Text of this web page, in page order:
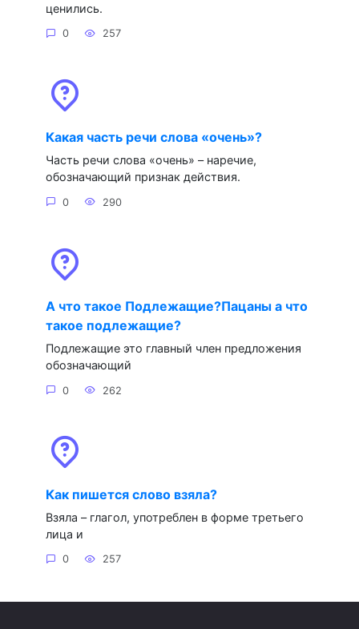
ценились.
0 257
Какая часть речи слова «очень»?
Часть речи слова «очень» – наречие,
обозначающий признак действия.
0 290
А что такое Подлежащие?Пацаны а что
такое подлежащие?
Подлежащие это главный член предложения
обозначающий
0 262
Как пишется слово взяла?
Взяла – глагол, употреблен в форме третьего
лица и
0 257